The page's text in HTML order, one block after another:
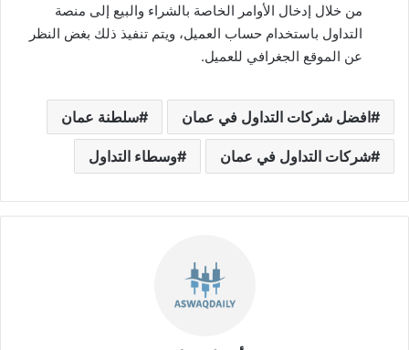
من خلال إدخال الأوامر الخاصة بالشراء والبيع إلى منصة
التداول باستخدام حساب العميل، ويتم تنفيذ ذلك بغض النظر
عن الموقع الجغرافي للعميل.
افضل شركات التداول في عمان سلطنة عمان
شركات التداول في عمان وسطاء التداول